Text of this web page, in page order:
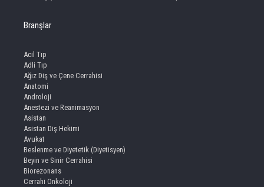
Branşlar
Acil Tıp
Adli Tıp
Ağız Diş ve Çene Cerrahisi
Anatomi
Androloji
Anestezi ve Reanimasyon
Asistan
Asistan Diş Hekimi
Avukat
Beslenme ve Diyetetik (Diyetisyen)
Beyin ve Sinir Cerrahisi
Biorezonans
Cerrahi Onkoloji